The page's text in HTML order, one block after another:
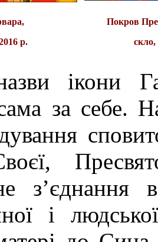
р.
Покров
скло,
ікони
за себе.
і